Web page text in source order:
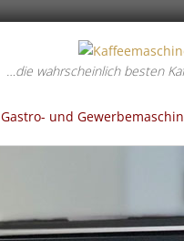
…die wahrscheinlich besten
Gastro- und